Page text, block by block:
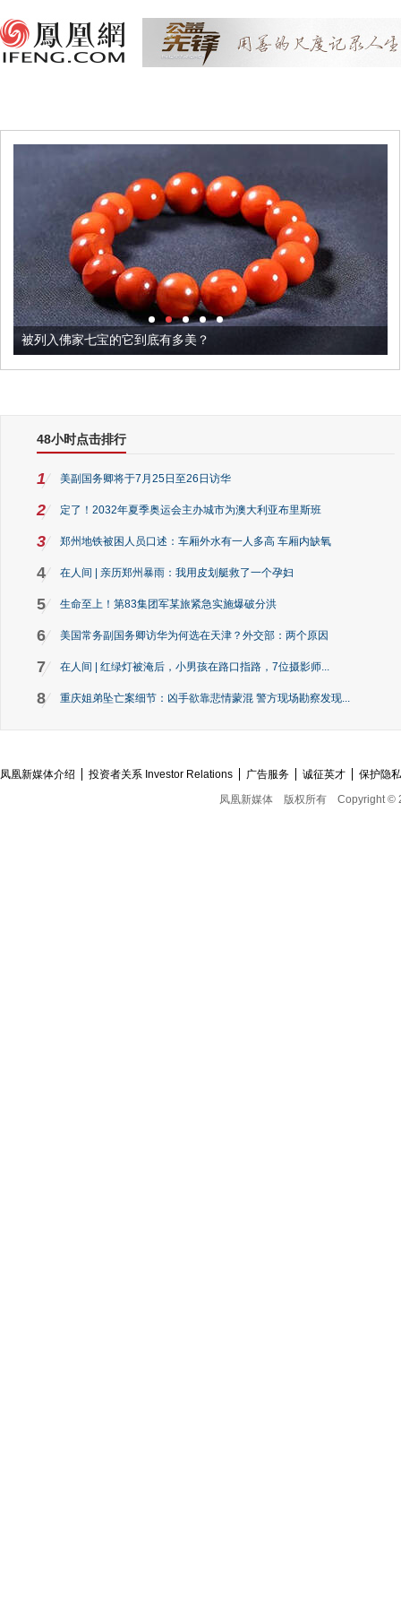
被列入佛家七宝的它到底有多美？
48小时点击排行
1 美副国务卿将于7月25日至26日访华
2 定了！2032年夏季奥运会主办城市为澳大利亚布里斯班
3 郑州地铁被困人员口述：车厢外水有一人多高 车厢内缺氧
4 在人间 | 亲历郑州暴雨：我用皮划艇救了一个孕妇
5 生命至上！第83集团军某旅紧急实施爆破分洪
6 美国常务副国务卿访华为何选在天津？外交部：两个原因
7 在人间 | 红绿灯被淹后，小男孩在路口指路，7位摄影师...
8 重庆姐弟坠亡案细节：凶手欲靠悲情蒙混 警方现场勘察发现...
凤凰新媒体介绍 投资者关系 Investor Relations 广告服务 诚征英才
保护隐
凤凰新媒体
版权所有 Copyright ©